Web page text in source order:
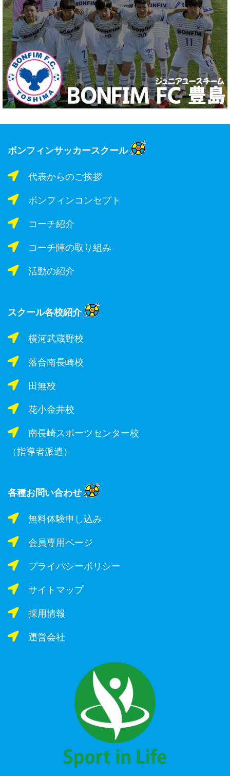
ボンフィンサッカースクール
代表からのご挨拶
ボンフィンコンセプト
コーチ紹介
コーチ陣の取り組み
活動の紹介
スクール各校紹介
横河武蔵野校
落合南長崎校
田無校
花小金井校
南長崎スポーツセンター校
（指導者派遣）
各種お問い合わせ
無料体験申し込み
会員専用ページ
プライバシーポリシー
サイトマップ
採用情報
運営会社